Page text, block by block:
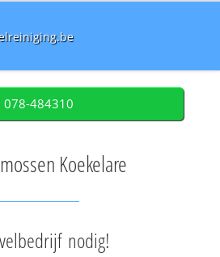
078-484310
Koekelare
nodig!